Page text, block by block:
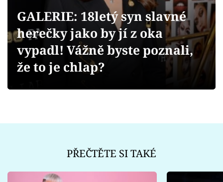
Videa
Sledujte prima+
GALERIE: 18letý syn slavné
herečky jako by jí z oka
vypadl! Vážně byste poznali,
že to je chlap?
PŘEČTĚTE SI TAKÉ